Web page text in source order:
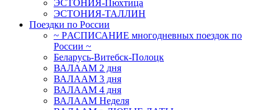
ЭСТОНИЯ-Пюхтица
ЭСТОНИЯ-ТАЛЛИН
Поездки по России
~ PАСПИСАНИЕ многодневных поездок по
России ~
Беларусь-Витебск-Полоцк
ВАЛААМ 2 дня
ВАЛААМ 3 дня
ВАЛААМ 4 дня
ВАЛААМ Неделя